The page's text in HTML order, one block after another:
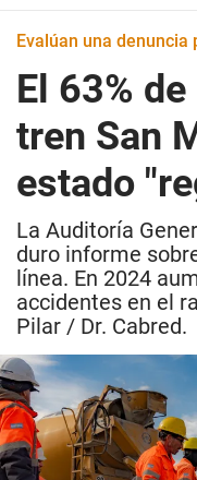
Evalúan una denuncia
El 63%
tren San
estado
La Auditoría
duro informe
línea. En 2024
accidentes en el
Pilar / Dr. Cabred.